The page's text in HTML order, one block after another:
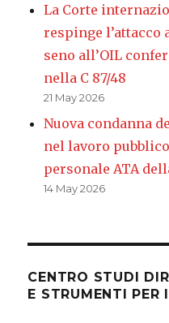
La Corte
respinge
seno all’OIL
nella C 87/48
21 May 2026
Nuova condanna
nel lavoro
personale ATA
14 May 2026
CENTRO STUDI
E STRUMENTI PER